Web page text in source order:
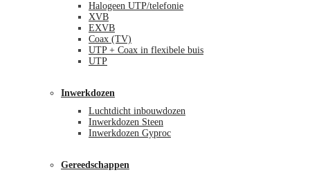
Halogeen UTP/telefonie
XVB
EXVB
Coax (TV)
UTP + Coax in flexibele buis
UTP
Inwerkdozen
Luchtdicht inbouwdozen
Inwerkdozen Steen
Inwerkdozen Gyproc
Gereedschappen